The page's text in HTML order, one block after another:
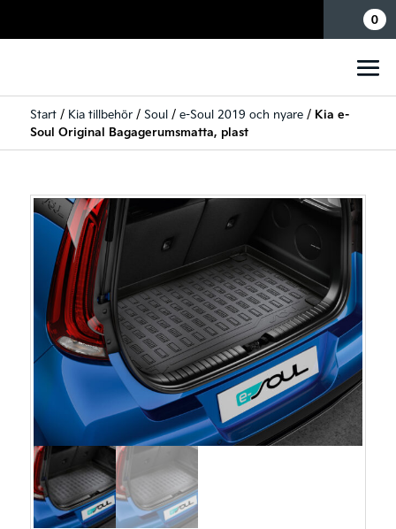
0
Start/ Kia tillbehör/ Soul/ e-Soul 2019 och nyare/ Kia e-
Soul Original Bagagerumsmatta, plast